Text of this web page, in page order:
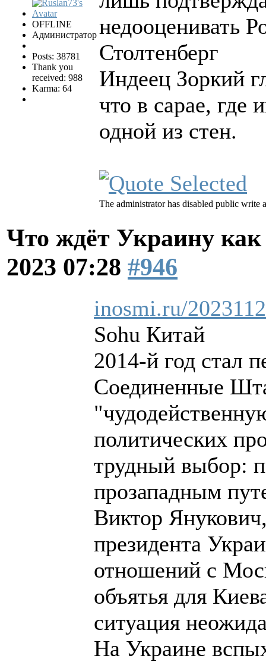
OFFLINE
Администратор
Posts: 38781
Thank you
received: 988
Karma: 64
недооценивать
Столтенберг
Индеец Зоркий
что в сарае, где
одной из стен.
The administrator has disabled public write
Что ждёт Украину
2023 07:28 #946
inosmi.ru/
Sohu Китай
2014-й год стал
Соединенные
политических
трудный выбор:
прозападным
Виктор
президента
отношений с
объятья для
ситуация
На Украине